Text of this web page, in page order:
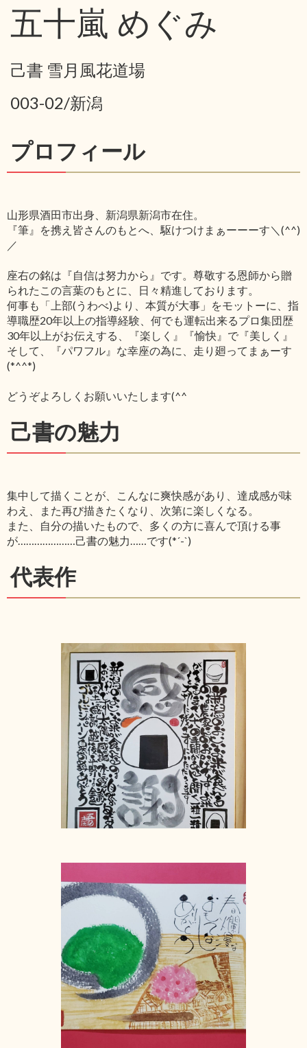
五十嵐 めぐみ
己書 雪月風花道場
003-02/新潟
プロフィール
山形県酒田市出身、新潟県新潟市在住。
『筆』を携え皆さんのもとへ、駆けつけまぁーーーす＼(^^)
／
座右の銘は『自信は努力から』です。尊敬する恩師から贈
られたこの言葉のもとに、日々精進しております。
何事も「上部(うわべ)より、本質が大事」をモットーに、指
導職歴20年以上の指導経験、何でも運転出来るプロ集団歴
30年以上がお伝えする、『楽しく』『愉快』で『美しく』
そして、『パワフル』な幸座の為に、走り廻ってまぁーす
(*^^*)
どうぞよろしくお願いいたします(^^ゞ
己書の魅力
集中して描くことが、こんなに爽快感があり、達成感が味
わえ、また再び描きたくなり、次第に楽しくなる。
また、自分の描いたもので、多くの方に喜んで頂ける事
が…………………己書の魅力……です(*´-`)
代表作